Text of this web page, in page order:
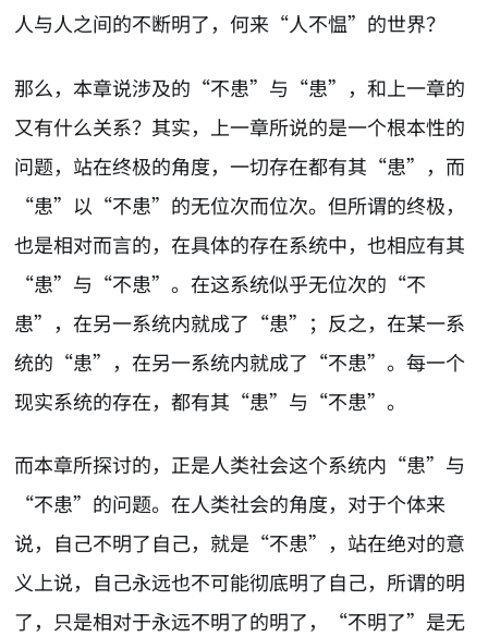
人与人之间的不断明了，何来“人不愠”的世界？
那么，本章说涉及的“不患”与“患”，和上一章的
又有什么关系？其实，上一章所说的是一个根本性的
问题，站在终极的角度，一切存在都有其“患”，而
“患”以“不患”的无位次而位次。但所谓的终极，
也是相对而言的，在具体的存在系统中，也相应有其
“患”与“不患”。在这系统似乎无位次的“不
患”，在另一系统内就成了“患”；反之，在某一系
统的“患”，在另一系统内就成了“不患”。每一个
现实系统的存在，都有其“患”与“不患”。
而本章所探讨的，正是人类社会这个系统内“患”与
“不患”的问题。在人类社会的角度，对于个体来
说，自己不明了自己，就是“不患”，站在绝对的意
义上说，自己永远也不可能彻底明了自己，所谓的明
了，只是相对于永远不明了的明了，“不明了”是无